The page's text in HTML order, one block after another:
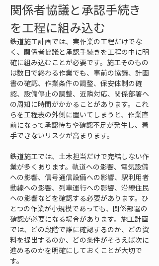
関係者協議と承認手続き
を工程に組み込む
鉄道施工計画では、実作業の工程だけでな
く、関係者協議と承認手続きを工程の中に明
確に組み込むことが必要です。施工そのもの
は数日で終わる作業でも、事前の協議、計画
書の確認、作業条件の調整、保安体制の確
認、設備停止の調整、近隣対応、関係部署へ
の周知に時間がかかることがあります。これ
らを工程表の外側に置いてしまうと、作業直
前になって承認待ちや確認不足が発生し、着
手できないリスクが高まります。
鉄道施工では、土木担当だけで完結しない作
業が多くあります。軌道への影響、電気設備
への影響、信号通信設備への影響、駅利用者
動線への影響、列車運行への影響、沿線住民
への影響などを確認する必要があります。ひ
とつの作業が小規模であっても、関係部署の
確認が必要になる場合があります。施工計画
では、どの段階で誰に確認するのか、どの資
料を提出するのか、どの条件がそろえば次に
進めるのかを明確にしておくことが大切で
す。